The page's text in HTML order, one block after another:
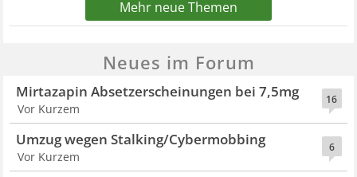
Mehr neue Themen
Neues im Forum
16
Mirtazapin Absetzerscheinungen bei 7,5mg
Vor Kurzem
6
Umzug wegen Stalking/Cybermobbing
Vor Kurzem